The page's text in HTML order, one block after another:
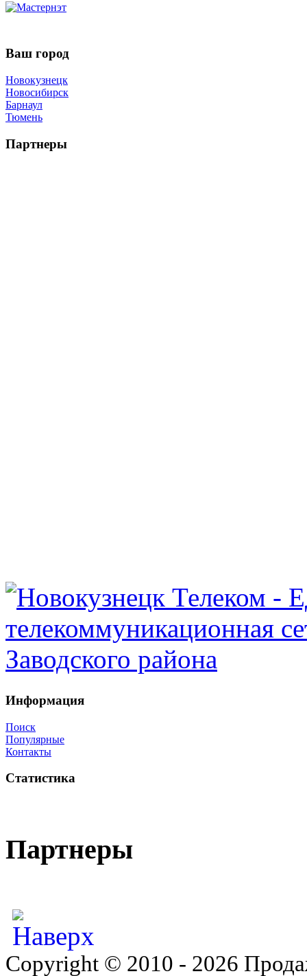
Ваш город
Новокузнецк
Новосибирск
Барнаул
Тюмень
Партнеры
Информация
Поиск
Популярные
Контакты
Статистика
Партнеры
Copyright © 2010 - 2026